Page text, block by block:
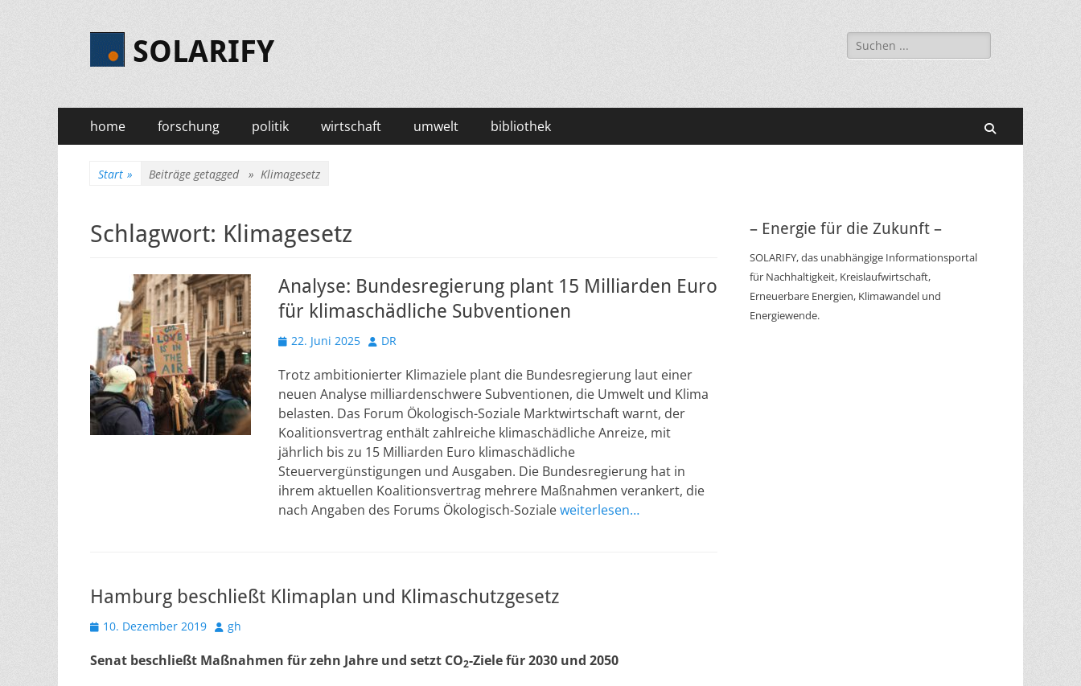
SOLARIFY
Suchen
nach:
Primäres
Menü
Zum
Inhalt
home forschung politik wirtschaft umwelt bibliothek
Start » Beiträge getagged » Klimagesetz
Schlagwort: Klimagesetz
Analyse: Bundesregierung plant 15 Milliarden Euro
für klimaschädliche Subventionen
Veröffentlicht
22. Juni 2025 Autor
DR
Trotz ambitionierter Klimaziele plant die Bundesregierung laut einer
neuen Analyse milliardenschwere Subventionen, die Umwelt und Klima
belasten. Das Forum Ökologisch-Soziale Marktwirtschaft warnt, der
Koalitionsvertrag enthält zahlreiche klimaschädliche Anreize, mit
jährlich bis zu 15 Milliarden Euro klimaschädliche
Steuervergünstigungen und Ausgaben. Die Bundesregierung hat in
ihrem aktuellen Koalitionsvertrag mehrere Maßnahmen verankert, die
nach Angaben des Forums Ökologisch-Sozialeweiterlesen…
Hamburg beschließt Klimaplan und Klimaschutzgesetz
Veröffentlicht
10. Dezember 2019 Autor
gh
Senat beschließt Maßnahmen für zehn Jahre und setzt CO2-Ziele für 2030 und 2050
– Energie für die Zukunft –
SOLARIFY, das unabhängige Informationsportal
für Nachhaltigkeit, Kreislaufwirtschaft,
Erneuerbare Energien, Klimawandel und
Energiewende.